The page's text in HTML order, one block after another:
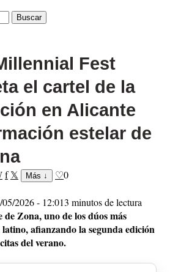
Buscar
Fest
el cartel de la
en Alicante
estelar de
f 𝕏 Más ↓ ♡0
05/2026 - 12:013 minutos de lectura
Zona, uno de los dúos más
afianzando la segunda edición
del verano.